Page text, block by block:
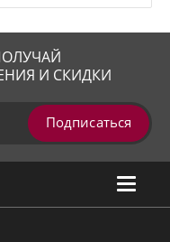
И СКИДКИ
Подписаться